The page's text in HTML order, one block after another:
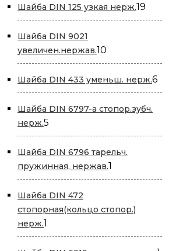
Шайба DIN 125 узкая нерж.19
Шайба DIN 9021
увеличен.нержав.10
товаров
Шайба DIN 433 уменьш. нерж.66
Шайба DIN 6797-a стопор.зубч.
нерж.5
товаров
Шайба DIN 6796 тарельч.
пружинная, нержав.1
товар
Шайба DIN 472
стопорная(кольцо стопор.)
нерж.1
товар